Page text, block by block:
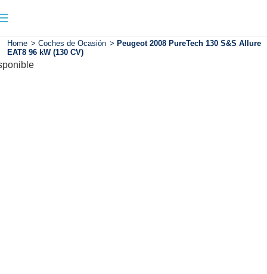
Home > Coches de Ocasión > Peugeot 2008 PureTech 130 S&S Allure
EAT8 96 kW (130 CV)